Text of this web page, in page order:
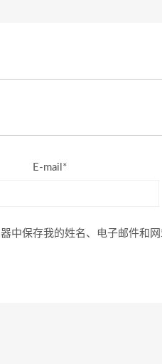
E-mail*
中保存我的姓名、电子邮件和